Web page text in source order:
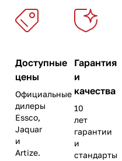
Доступные
цены
Официальные
дилеры
Essco,
Jaquar
и
Artize.
Гарантия
и
качества
10
лет
гарантии
и
стандарты